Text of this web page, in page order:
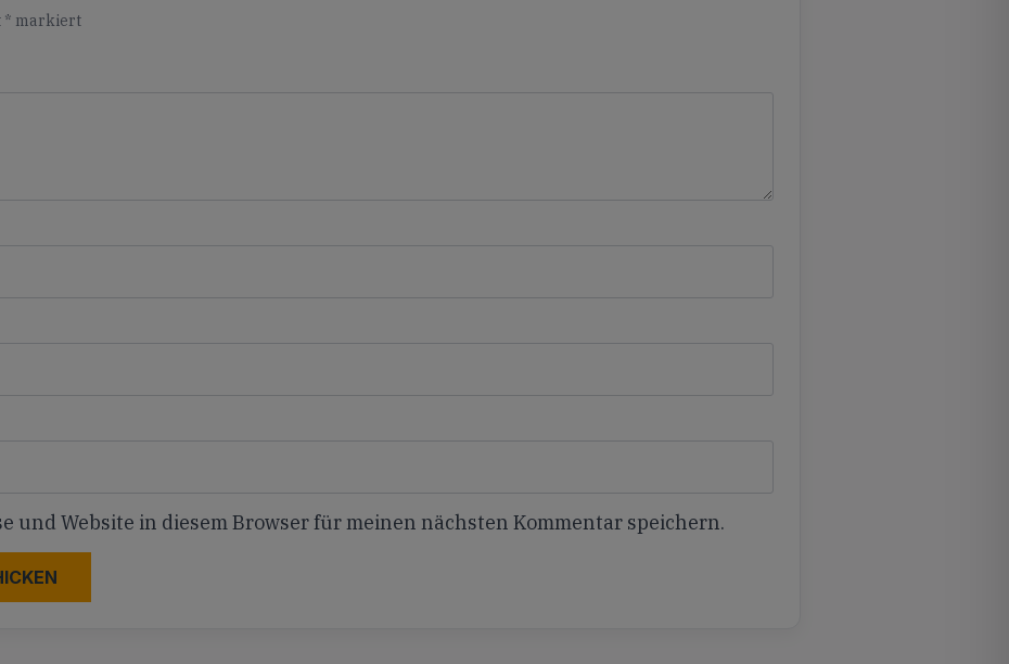
* markiert
und Website in diesem Browser für meinen nächsten Kommentar speichern.